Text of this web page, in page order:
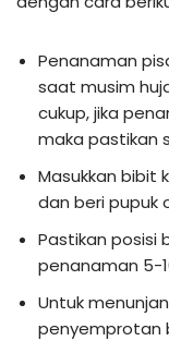
Penanaman
saat musim
cukup, jika
maka pastikan
Masukkan bibit
dan beri pupuk
Pastikan posisi
penanaman 5-
Untuk
penyemprotan